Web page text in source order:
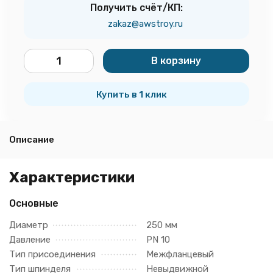
Получить счёт/КП:
zakaz@awstroy.ru
В корзину
Купить в 1 клик
Описание
Характеристики
Основные
Диаметр
250 мм
Давление
PN 10
Тип присоединения
Межфланцевый
Тип шпинделя
Невыдвижной